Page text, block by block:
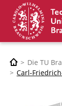
Die TU
Carl-